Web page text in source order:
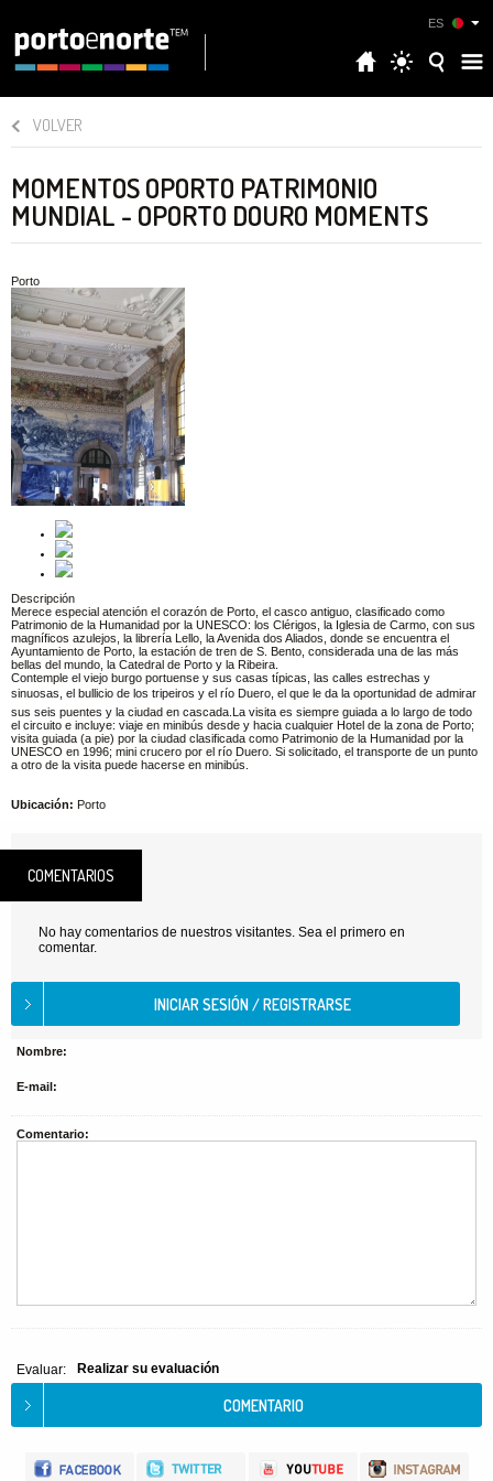
ES
VOLVER
MOMENTOS OPORTO PATRIMONIO
MUNDIAL - OPORTO DOURO MOMENTS
Porto
Descripción
Merece especial atención el corazón de Porto, el casco antiguo, clasificado como
Patrimonio de la Humanidad por la UNESCO: los Clérigos, la Iglesia de Carmo, con sus
magníficos azulejos, la librería Lello, la Avenida dos Aliados, donde se encuentra el
Ayuntamiento de Porto, la estación de tren de S. Bento, considerada una de las más
bellas del mundo, la Catedral de Porto y la Ribeira.
Contemple el viejo burgo portuense y sus casas típicas, las calles estrechas y
sinuosas, el bullicio de los tripeiros y el río Duero, el que le da la oportunidad de admirar
sus seis puentes y la ciudad en cascada.La visita es siempre guiada a lo largo de todo
el circuito e incluye: viaje en minibús desde y hacia cualquier Hotel de la zona de Porto;
visita guiada (a pie) por la ciudad clasificada como Patrimonio de la Humanidad por la
UNESCO en 1996; mini crucero por el río Duero. Si solicitado, el transporte de un punto
a otro de la visita puede hacerse en minibús.
Ubicación: Porto
COMENTARIOS
No hay comentarios de nuestros visitantes. Sea el primero en
comentar.
Nombre:
E-mail:
Comentario:
Evaluar: Realizar su evaluación